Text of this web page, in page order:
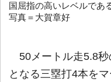
国屈指の高いレベルであ
写真＝大賀章好
50メートル走5.8秒
となる三塁打4本を